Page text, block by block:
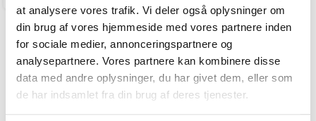
at analysere vores trafik. Vi deler også oplysninger om
din brug af vores hjemmeside med vores partnere inden
for sociale medier, annonceringspartnere og
analysepartnere. Vores partnere kan kombinere disse
data med andre oplysninger, du har givet dem, eller som
de har indsamlet fra din brug af deres tjenester.